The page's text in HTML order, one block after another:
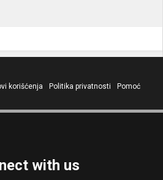
korišćenja Politika privatnosti
Pomoć
with us